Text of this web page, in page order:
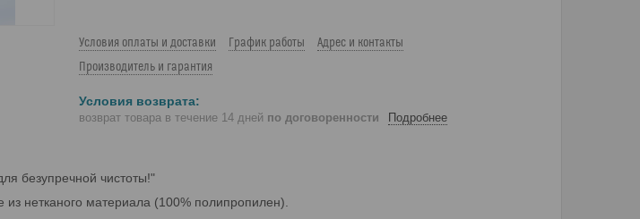
Условия оплаты и доставки График работы
Адрес и контакты
Производитель и гарантия
возврат товара в течение 14 дней по договоренности Подробнее
безупречной чистоты!"
нетканого материала (100% полипропилен).